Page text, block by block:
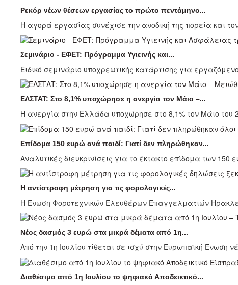
Ρεκόρ νέων θέσεων εργασίας το πρώτο πεντάμηνο...
Η αγορά εργασίας συνέχισε την ανοδική της πορεία και
Σεμινάριο - ΕΦΕΤ: Πρόγραμμα Υγιεινής και...
Ειδικό σεμινάριο υποχρεωτικής κατάρτισης για
ΕΛΣΤΑΤ: Στο 8,1% υποχώρησε η ανεργία τον Μάιο –...
Η ανεργία στην Ελλάδα υποχώρησε στο 8,1% τον Μάιο
Επίδομα 150 ευρώ ανά παιδί: Γιατί δεν πληρώθηκαν...
Αναλυτικές διευκρινίσεις για το έκτακτο επίδομα των
Η αντίστροφη μέτρηση για τις φορολογικές...
Η Ένωση Φοροτεχνικών Ελευθέρων Επαγγελματιών
Νέος δασμός 3 ευρώ στα μικρά δέματα από 1η...
Από την 1η Ιουλίου τίθεται σε ισχύ στην Ευρωπαϊκή Ένωση
Διαθέσιμο από 1η Ιουλίου το ψηφιακό Αποδεικτικό...